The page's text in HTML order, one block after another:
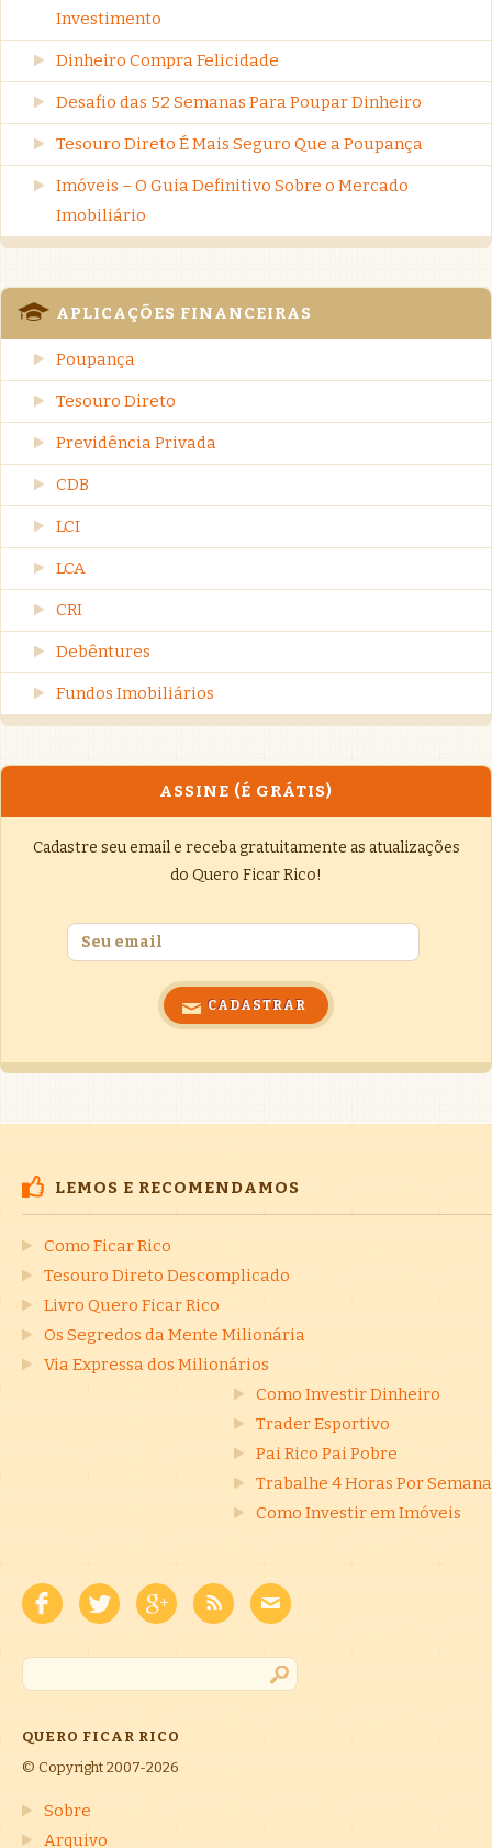
Investimento
Dinheiro Compra Felicidade
Desafio das 52 Semanas Para Poupar Dinheiro
Tesouro Direto É Mais Seguro Que a Poupança
Imóveis – O Guia Definitivo Sobre o Mercado
Imobiliário
APLICAÇÕES FINANCEIRAS
Poupança
Tesouro Direto
Previdência Privada
CDB
LCI
LCA
CRI
Debêntures
Fundos Imobiliários
ASSINE (É GRÁTIS)
Cadastre seu email e receba gratuitamente as atualizações
do Quero Ficar Rico!
LEMOS E RECOMENDAMOS
Como Ficar Rico
Tesouro Direto Descomplicado
Livro Quero Ficar Rico
Os Segredos da Mente Milionária
Via Expressa dos Milionários
Como Investir Dinheiro
Trader Esportivo
Pai Rico Pai Pobre
Trabalhe 4 Horas Por Semana
Como Investir em Imóveis
QUERO FICAR RICO
© Copyright 2007-2026
Sobre
Arquivo